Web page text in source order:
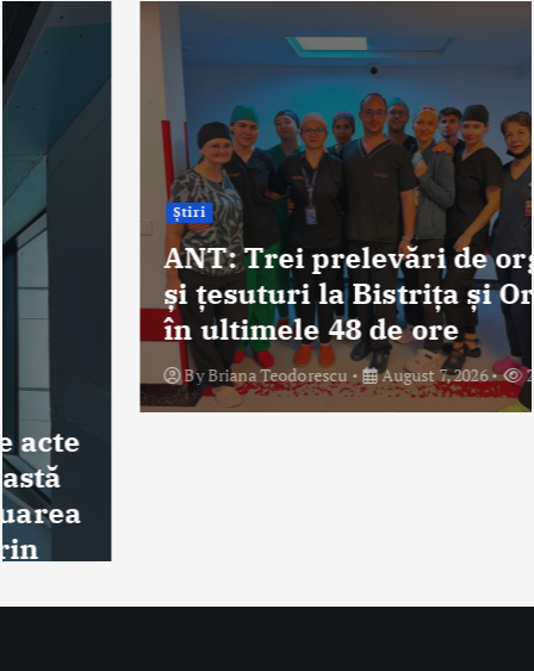
ANT: Trei prelevări de organe
și țesuturi la Bistrița și Oradea
în ultimele 48 de ore
Briana Teodorescu August 7, 2026 278 views